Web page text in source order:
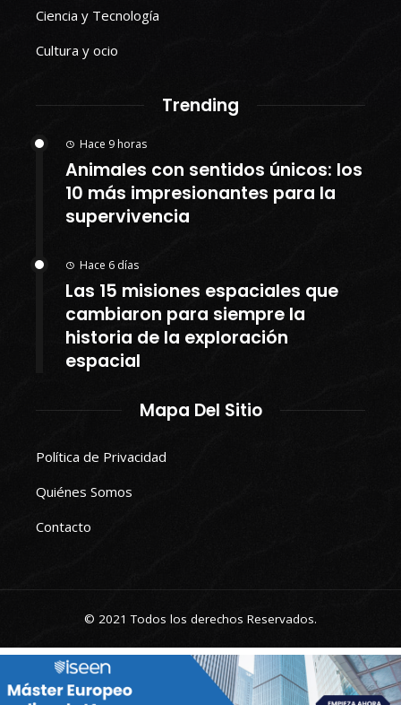
Ciencia y Tecnología
Cultura y ocio
Trending
Hace 9 horas
Animales con sentidos únicos: los
10 más impresionantes para la
supervivencia
Hace 6 días
Las 15 misiones espaciales que
cambiaron para siempre la
historia de la exploración
espacial
Mapa Del Sitio
Política de Privacidad
Quiénes Somos
Contacto
© 2021 Todos los derechos Reservados.